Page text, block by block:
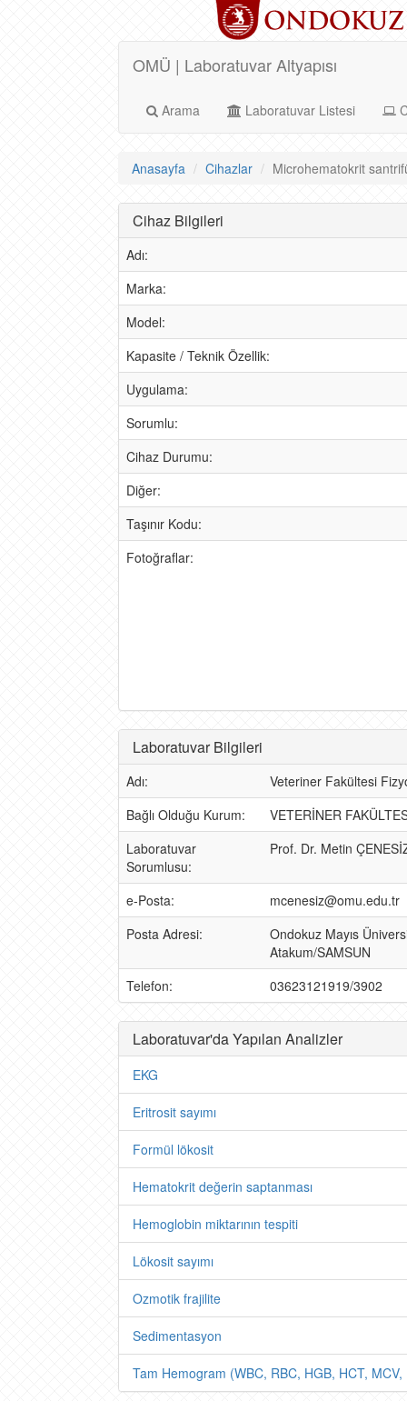
OMÜ | Laboratuvar Altyapısı
Arama Laboratuvar Listesi
Anasayfa Cihazlar Microhematokrit
Cihaz Bilgileri
Adı:
Marka:
Model:
Kapasite / Teknik Özellik:
Uygulama:
Sorumlu:
Cihaz Durumu:
Diğer:
Taşınır Kodu:
Fotoğraflar:
Laboratuvar Bilgileri
Adı:
Veteriner Fakültesi
Bağlı Olduğu Kurum:
VETERİNER
Laboratuvar
Sorumlusu:
Prof. Dr. Metin
e-Posta:
mcenesiz@omu.edu.tr
Posta Adresi:
Ondokuz Mayıs
Atakum/SAMSUN
Telefon:
03623121919/3902
Laboratuvar'da Yapılan Analizler
EKG
Eritrosit sayımı
Formül lökosit
Hematokrit değerin saptanması
Hemoglobin miktarının tespiti
Lökosit sayımı
Ozmotik frajilite
Sedimentasyon
Tam Hemogram (WBC, RBC, HGB, HCT,